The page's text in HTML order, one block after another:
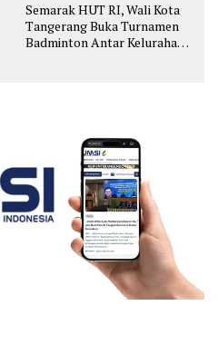
Semarak HUT RI, Wali Kota
Tangerang Buka Turnamen
Badminton Antar Kelurahan